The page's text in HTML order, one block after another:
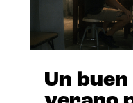
Un buen